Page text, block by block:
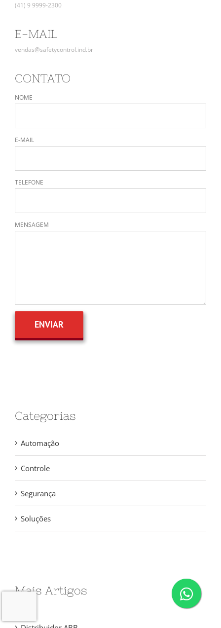
(41) 9 9999-2300
E-MAIL
vendas@safetycontrol.ind.br
CONTATO
NOME
E-MAIL
TELEFONE
MENSAGEM
Categorias
Automação
Controle
Segurança
Soluções
Mais Artigos